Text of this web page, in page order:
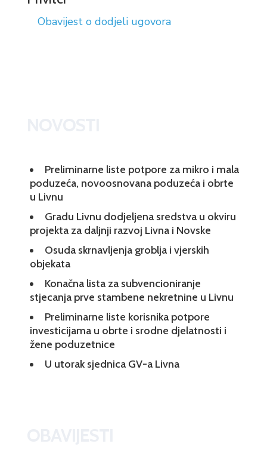
Obavijest o dodjeli ugovora
Preliminarne liste potpore za mikro i mala
poduzeća, novoosnovana poduzeća i obrte
u Livnu
Gradu Livnu dodjeljena sredstva u okviru
projekta za daljnji razvoj Livna i Novske
Osuda skrnavljenja groblja i vjerskih
objekata
Konačna lista za subvencioniranje
stjecanja prve stambene nekretnine u Livnu
Preliminarne liste korisnika potpore
investicijama u obrte i srodne djelatnosti i
žene poduzetnice
U utorak sjednica GV-a Livna